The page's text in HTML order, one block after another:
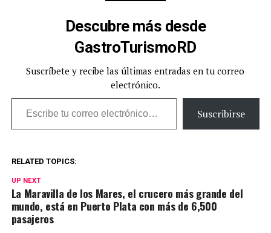
Descubre más desde
GastroTurismoRD
Suscríbete y recibe las últimas entradas en tu correo
electrónico.
Escribe tu correo electrónico…
Suscribirse
RELATED TOPICS:
UP NEXT
La Maravilla de los Mares, el crucero más grande del
mundo, está en Puerto Plata con más de 6,500
pasajeros